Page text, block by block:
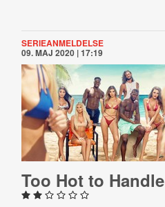
SERIEANMELDELSE
09. MAJ 2020 | 17:19
Too Hot to Handle